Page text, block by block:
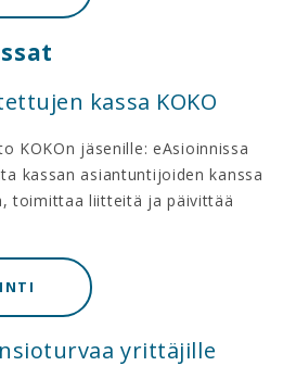
kassa KOKO
KOKOn jäsenille: eAsioinnissa
kassan asiantuntijoiden kanssa
toimittaa liitteitä ja päivittää
yrittäjille